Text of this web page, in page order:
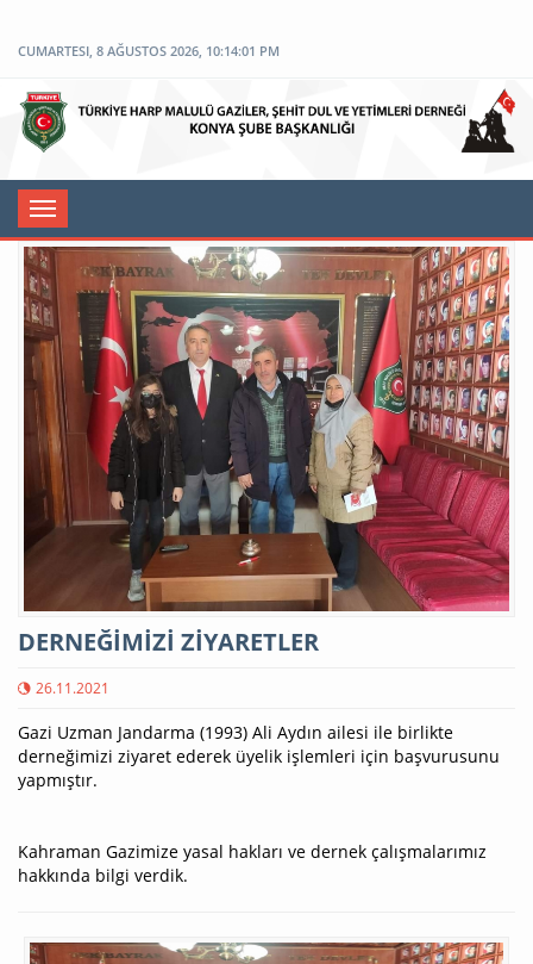
CUMARTESI, 8 AĞUSTOS 2026, 10:14:01 PM
Toggle
navigation
DERNEĞİMİZİ ZİYARETLER
26.11.2021
Gazi Uzman Jandarma (1993) Ali Aydın ailesi ile birlikte
derneğimizi ziyaret ederek üyelik işlemleri için başvurusunu
yapmıştır.
Kahraman Gazimize yasal hakları ve dernek çalışmalarımız
hakkında bilgi verdik.